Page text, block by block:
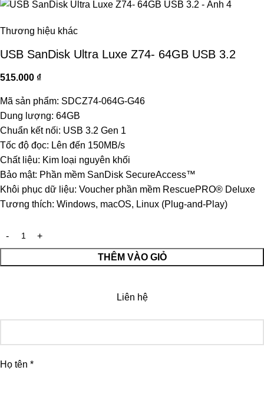
Thương hiệu khác
USB SanDisk Ultra Luxe Z74- 64GB USB 3.2
515.000 ₫
Mã sản phẩm: SDCZ74-064G-G46
Dung lượng: 64GB
Chuẩn kết nối: USB 3.2 Gen 1
Tốc độ đọc: Lên đến 150MB/s
Chất liệu: Kim loại nguyên khối
Bảo mật: Phần mềm SanDisk SecureAccess™
Khôi phục dữ liệu: Voucher phần mềm RescuePRO® Deluxe
Tương thích: Windows, macOS, Linux (Plug-and-Play)
THÊM VÀO GIỎ
Liên hệ
Họ tên *